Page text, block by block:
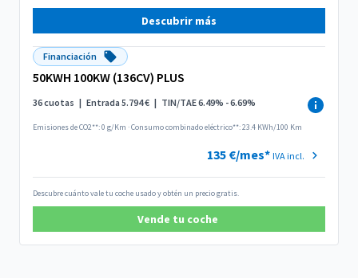
Descubrir más
Financiación
50KWH 100KW (136CV) PLUS
36 cuotas | Entrada 5.794 € | TIN/TAE 6.49% - 6.69%
Emisiones de CO2**: 0 g/Km ·Consumo combinado eléctrico**: 23.4 KWh/100 Km
135 €/mes* IVA incl.
Descubre cuánto vale tu coche usado y obtén un precio gratis.
Vende tu coche